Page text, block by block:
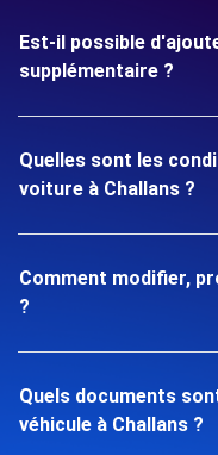
Est-il possible
supplémentaire ?
Quelles sont les
voiture à Challans ?
Comment modifier,
?
Quels documents
véhicule à Challans ?